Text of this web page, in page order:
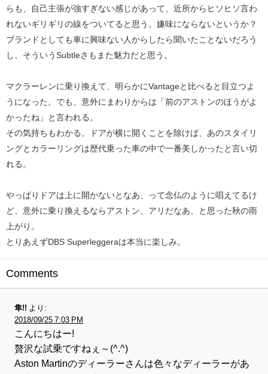
らも、自己主張が強すぎない感じがあって、近所からヒソヒソ言わ
れないギリギリの線をついてると思う。嫌味にならないというか？
ブランドとしても車に興味ない人からしたら聞いたことないだろう
し、そういうSubtleさもまた魅力だと思う。
マクラーレンに乗り換えて、明らかにVantageと比べると目立つよ
うになった。でも、意外にまわりからは「前のアストンのほうがよ
かったね」と言われる。
その気持ちもわかる。ドアが横に開くことを除けば、あのスタイリ
ングとカラーリングは歴代乗った車の中で一番美しかったと言い切
れる。
やっぱりドアは上に開かないとなあ、って念仏のように唱えてるけ
ど、意外に乗り換えるならアストン、アリだなあ、と思った秋の雨
上がり。
とりあえずDBS Superleggeraは本当に楽しみ。
Comments
隼!! より:
2018/09/25 7:03 PM
こんにちはー!
贅沢な試乗ですねぇ～(^.^)
Aston Martinのディーラーさんは色々なディーラーがあ